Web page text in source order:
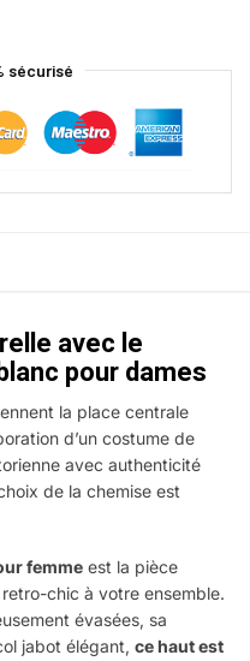
sécurisé
avec le
pour dames
la place centrale
d’un costume de
avec authenticité
de la chemise est
femme est la pièce
chic à votre ensemble.
évasées, sa
jabot élégant, ce haut est